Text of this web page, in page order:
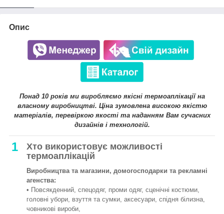
Опис
Понад 10 років ми виробляємо якісні термоаплікації на
власному виробництві. Ціна зумовлена високою якістю
матеріалів, перевіркою якості та наданням Вам сучасних
дизайнів і технологій.
1
Хто використовує можливості
термоаплікацій
Виробництва та магазини, домогосподарки та рекламні
агенства:
• Повсякденний, спецодяг, проми одяг, сценічні костюми,
головні убори, взуття та сумки, аксесуари, спідня білизна,
човникові вироби,